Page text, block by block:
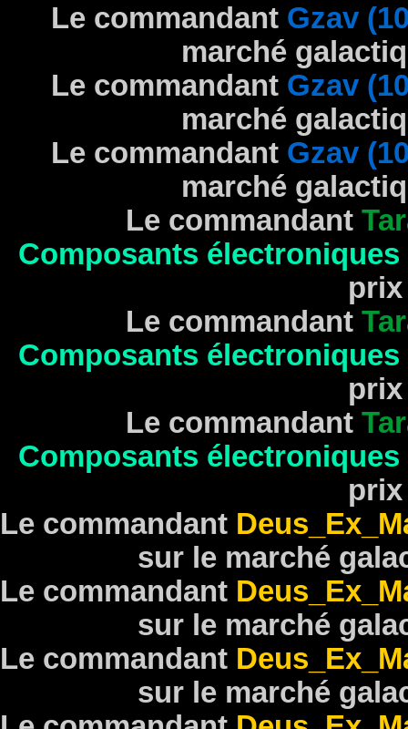
Le commandant Gzav
marché
Le commandant Gzav
marché
Le commandant Gzav
marché
Le commandant
Composants électroniques
Le commandant
Composants électroniques
Le commandant
Composants électroniques
Le commandant
sur le marché
Le commandant
sur le marché
Le commandant
sur le marché